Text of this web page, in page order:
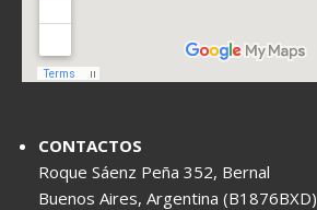
CONTACTOS
Roque Sáenz Peña 352, Bernal
Buenos Aires, Argentina (B1876BXD)